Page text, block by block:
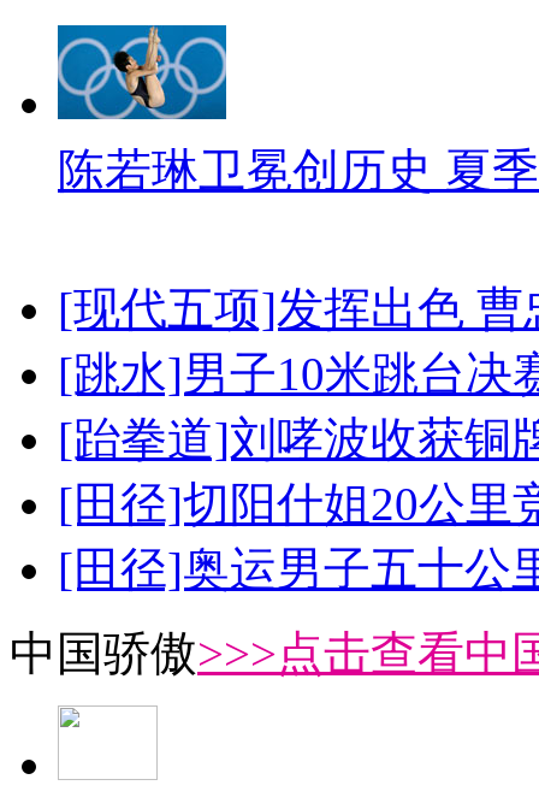
陈若琳卫冕创历史 夏
[现代五项]发挥出色
[跳水]男子10米跳台决
[跆拳道]刘哮波收获铜
[田径]切阳什姐20公里
[田径]奥运男子五十公
中国骄傲>>>点击查看中